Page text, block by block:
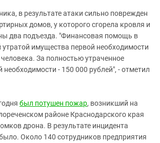
в результате атаки сильно поврежден
домов, у которого сгорела кровля и
два подъезда. "Финансовая помощь в
утратой имущества первой необходимости
За полностью утраченное
- 150 000 рублей", - отметил
был потушен пожар, возникший на
районе Краснодарского края
дрона. В результате инцидента
Около 140 сотрудников предприятия